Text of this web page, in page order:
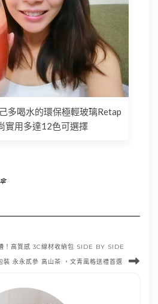
多喝水的環保極輕玻璃Retap
實用多達12色可選擇
！高質感 3C線材收納包 SIDE BY SIDE
裝 永永貳參 高山茶 ，文青風格送禮首選